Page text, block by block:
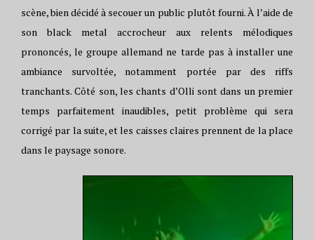
scène, bien décidé à secouer un public plutôt fourni. À l’aide de
son black metal accrocheur aux relents mélodiques
prononcés, le groupe allemand ne tarde pas à installer une
ambiance survoltée, notamment portée par des riffs
tranchants. Côté son, les chants d’Olli sont dans un premier
temps parfaitement inaudibles, petit problème qui sera
corrigé par la suite, et les caisses claires prennent de la place
dans le paysage sonore.